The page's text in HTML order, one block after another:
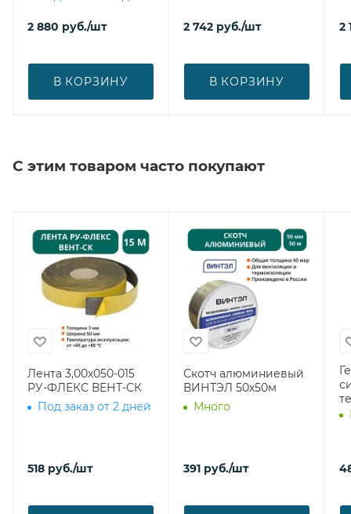
2 880 руб./шт
В КОРЗИНУ
2 742 руб./шт
В КОРЗИНУ
2
С этим товаром часто покупают
Лента 3,00х050-015
РУ-ФЛЕКС ВЕНТ-СК
Под заказ от 2 дней
518 руб./шт
Скотч алюминиевый
ВИНТЭЛ 50х50м
Много
391 руб./шт